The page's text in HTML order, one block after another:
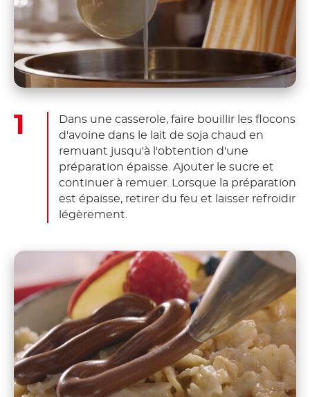
Dans une casserole, faire bouillir les flocons
d'avoine dans le lait de soja chaud en
remuant jusqu'à l'obtention d'une
préparation épaisse. Ajouter le sucre et
continuer à remuer. Lorsque la préparation
est épaisse, retirer du feu et laisser refroidir
légèrement.